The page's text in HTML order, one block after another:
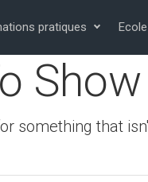
pratiques
something that